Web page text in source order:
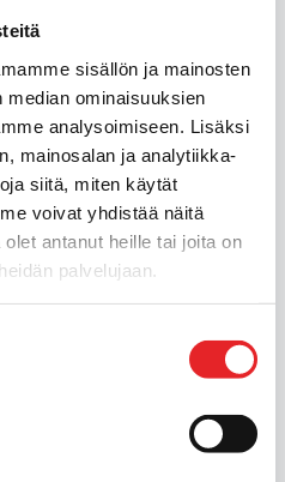
sisällön ja mainosten
median ominaisuuksien
analysoimiseen. Lisäksi
mainosalan ja analytiikka-
siitä, miten käytät
voivat yhdistää näitä
antanut heille tai joita on
palvelujaan.
milloin
se kannattaa